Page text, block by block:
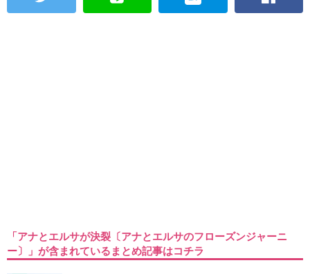
「アナとエルサが決裂〔アナとエルサのフローズンジャーニ
ー〕」が含まれているまとめ記事はコチラ